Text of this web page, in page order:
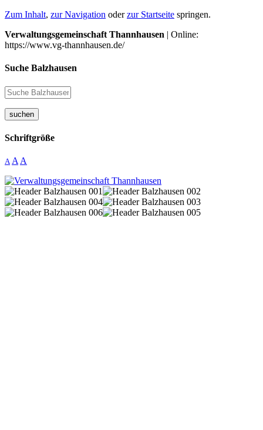
Zum Inhalt, zur Navigation oderzur Startseite springen.
Verwaltungsgemeinschaft Thannhausen | Online:
https://www.vg-thannhausen.de/
Suche Balzhausen
suchen
Schriftgröße
A A A